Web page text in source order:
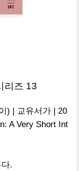
리즈 13
) | 교유서가 | 20
A Very Short Int
.